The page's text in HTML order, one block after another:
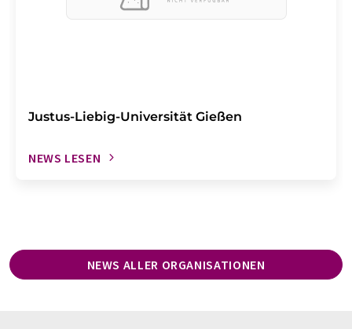
Justus-Liebig-Universität Gießen
NEWS LESEN
NEWS ALLER ORGANISATIONEN